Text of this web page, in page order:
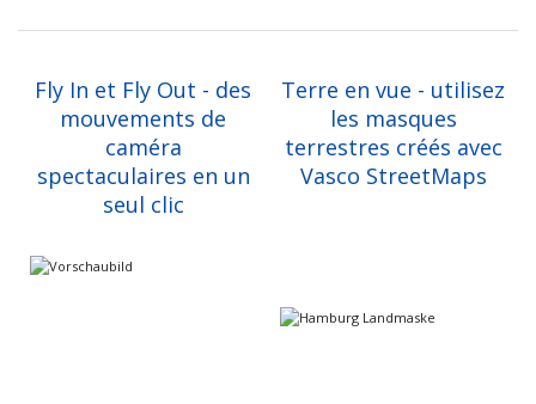
Fly In et Fly Out - des
mouvements de
caméra
spectaculaires en un
seul clic
Terre en vue - utilisez
les masques
terrestres créés avec
Vasco StreetMaps